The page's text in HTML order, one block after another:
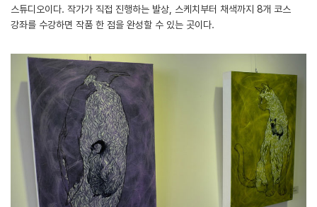
스튜디오이다. 작가가 직접 진행하는 발상, 스케치부터 채색까지 8개 코스
강좌를 수강하면 작품 한 점을 완성할 수 있는 곳이다.